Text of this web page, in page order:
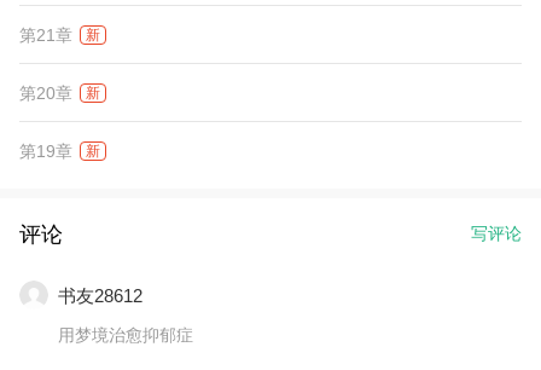
第21章 新
第20章 新
第19章 新
评论 写评论
书友28612
用梦境治愈抑郁症